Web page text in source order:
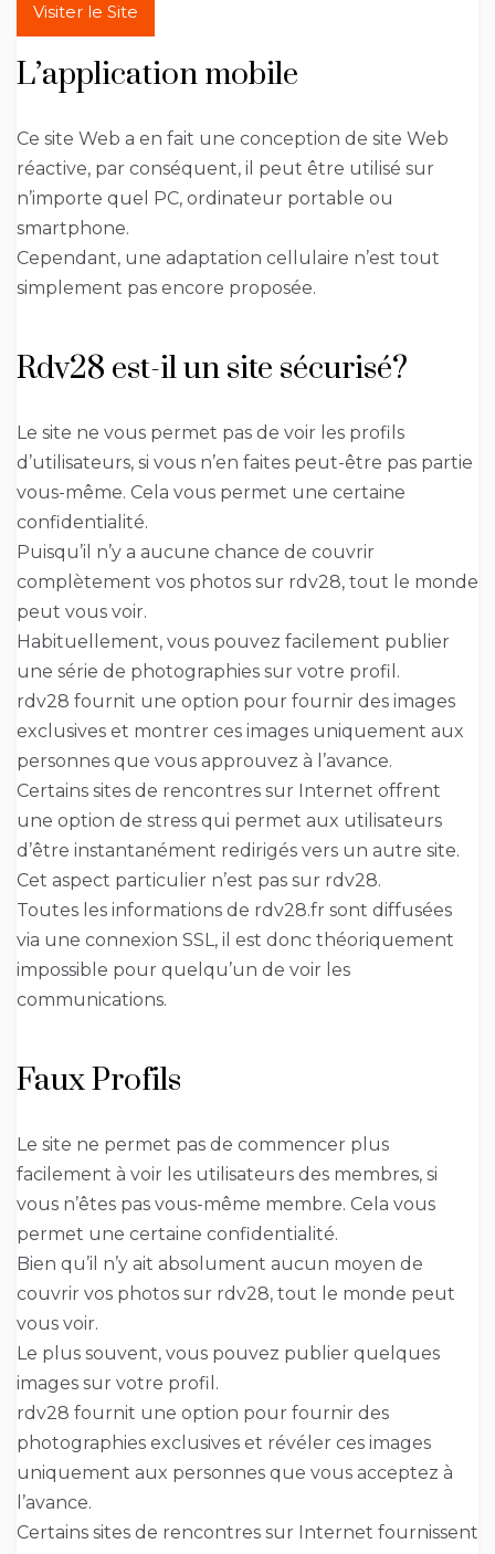
Visiter le Site
L’application mobile
Ce site Web a en fait une conception de site Web
réactive, par conséquent, il peut être utilisé sur
n’importe quel PC, ordinateur portable ou
smartphone.
Cependant, une adaptation cellulaire n’est tout
simplement pas encore proposée.
Rdv28 est-il un site sécurisé?
Le site ne vous permet pas de voir les profils
d’utilisateurs, si vous n’en faites peut-être pas partie
vous-même. Cela vous permet une certaine
confidentialité.
Puisqu’il n’y a aucune chance de couvrir
complètement vos photos sur rdv28, tout le monde
peut vous voir.
Habituellement, vous pouvez facilement publier
une série de photographies sur votre profil.
rdv28 fournit une option pour fournir des images
exclusives et montrer ces images uniquement aux
personnes que vous approuvez à l’avance.
Certains sites de rencontres sur Internet offrent
une option de stress qui permet aux utilisateurs
d’être instantanément redirigés vers un autre site.
Cet aspect particulier n’est pas sur rdv28.
Toutes les informations de rdv28.fr sont diffusées
via une connexion SSL, il est donc théoriquement
impossible pour quelqu’un de voir les
communications.
Faux Profils
Le site ne permet pas de commencer plus
facilement à voir les utilisateurs des membres, si
vous n’êtes pas vous-même membre. Cela vous
permet une certaine confidentialité.
Bien qu’il n’y ait absolument aucun moyen de
couvrir vos photos sur rdv28, tout le monde peut
vous voir.
Le plus souvent, vous pouvez publier quelques
images sur votre profil.
rdv28 fournit une option pour fournir des
photographies exclusives et révéler ces images
uniquement aux personnes que vous acceptez à
l’avance.
Certains sites de rencontres sur Internet fournissent